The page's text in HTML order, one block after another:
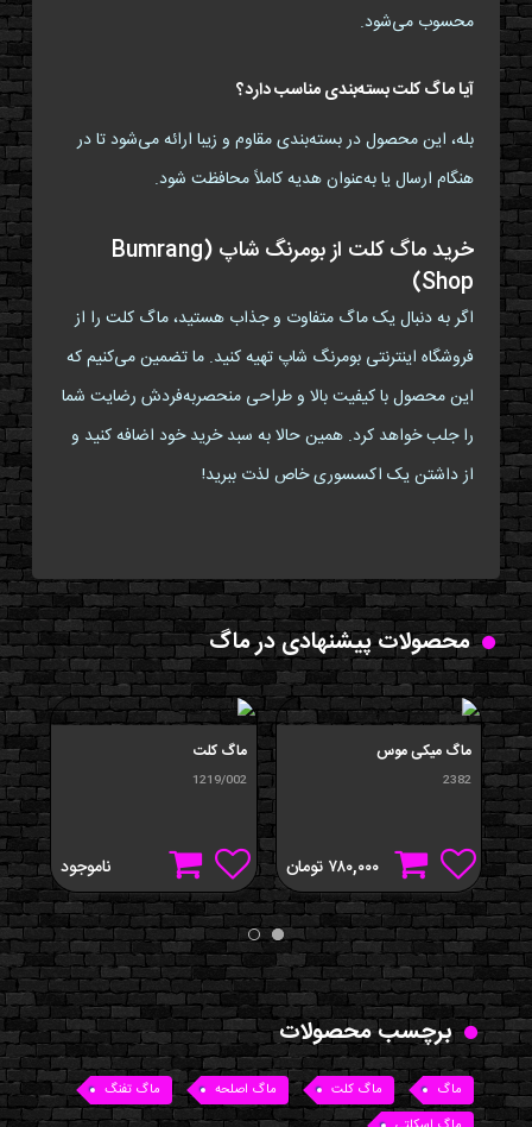
محسوب می‌شود.
آیا ماگ کلت بسته‌بندی مناسب دارد؟
بله، این محصول در بسته‌بندی مقاوم و زیبا ارائه می‌شود تا در
هنگام ارسال یا به‌عنوان هدیه کاملاً محافظت شود.
خرید ماگ کلت از بومرنگ شاپ (Bumrang
Shop)
اگر به دنبال یک ماگ متفاوت و جذاب هستید، ماگ کلت را از
فروشگاه اینترنتی بومرنگ شاپ تهیه کنید. ما تضمین می‌کنیم که
این محصول با کیفیت بالا و طراحی منحصربه‌فردش رضایت شما
را جلب خواهد کرد. همین حالا به سبد خرید خود اضافه کنید و
از داشتن یک اکسسوری خاص لذت ببرید!
محصولات پیشنهادی در ماگ
ماگ میکی موس
2382
۷۸۰,۰۰۰ تومان
ماگ کلت
1219/002
ناموجود
برچسب محصولات
ماگ ماگ کلت ماگ اصلحه
ماگ تفنگ